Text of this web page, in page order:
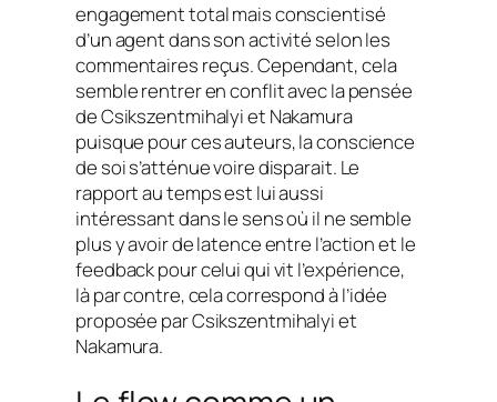
engagement total mais conscientisé
d’un agent dans son activité selon les
commentaires reçus. Cependant, cela
semble rentrer en conflit avec la pensée
de Csikszentmihalyi et Nakamura
puisque pour ces auteurs, la conscience
de soi s’atténue voire disparait. Le
rapport au temps est lui aussi
intéressant dans le sens où il ne semble
plus y avoir de latence entre l’action et le
feedback pour celui qui vit l’expérience,
là par contre, cela correspond à l’idée
proposée par Csikszentmihalyi et
Nakamura.